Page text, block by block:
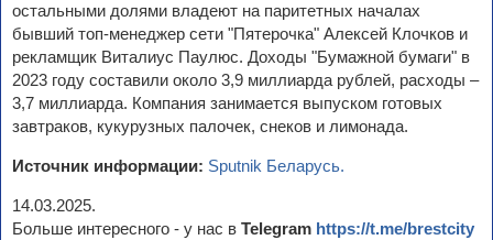
остальными долями владеют на паритетных началах
бывший топ-менеджер сети "Пятерочка" Алексей Клочков и
рекламщик Виталиус Паулюс. Доходы "Бумажной бумаги" в
2023 году составили около 3,9 миллиарда рублей, расходы –
3,7 миллиарда. Компания занимается выпуском готовых
завтраков, кукурузных палочек, снеков и лимонада.
Источник информации: Sputnik Беларусь.
14.03.2025.
Больше интересного - у нас в Telegram https://t.me/brestcity